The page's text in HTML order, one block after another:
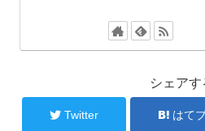
シェアす
Twitter はて